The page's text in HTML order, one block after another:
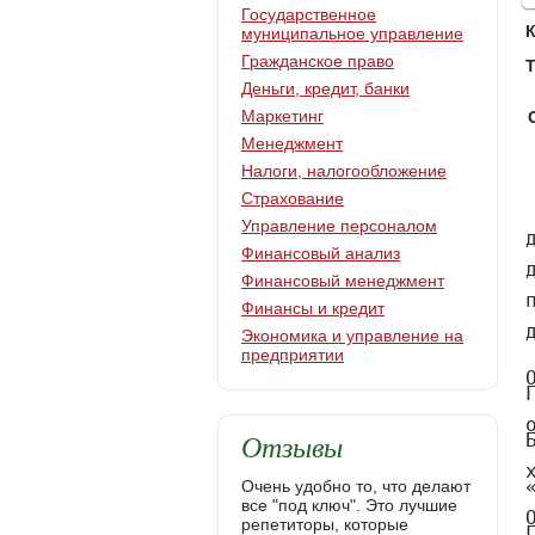
Государственное
муниципальное управление
Гражданское право
Деньги, кредит, банки
Маркетинг
Менеджмент
Налоги, налогообложение
Страхование
Управление персоналом
Финансовый анализ
Финансовый менеджмент
Финансы и кредит
Экономика и управление на
предприятии
Отзывы
Очень удобно то, что делают
все "под ключ". Это лучшие
репетиторы, которые